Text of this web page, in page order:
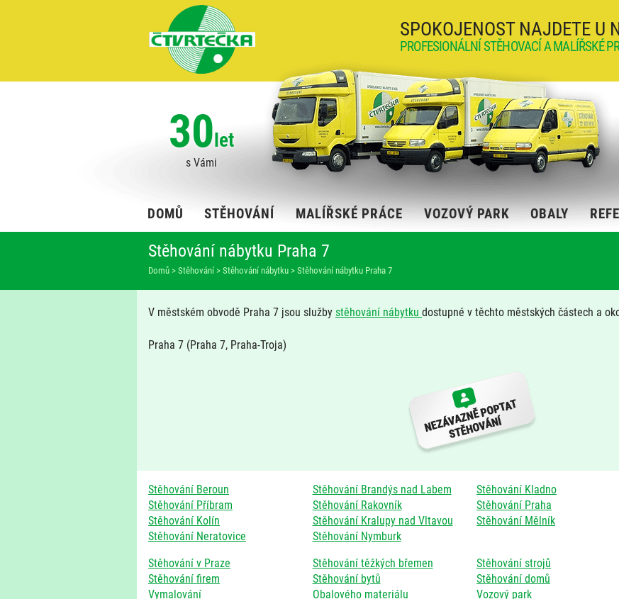
SPOKOJENOST NAJDETE U
PROFESIONÁLNÍ STĚHOVACÍ A MALÍŘSKÉ
30let
s Vámi
DOMŮ STĚHOVÁNÍ MALÍŘSKÉ PRÁCE VOZOVÝ PARK OBALY
Stěhování nábytku Praha 7
Domů > Stěhování> Stěhování nábytku > Stěhování nábytku Praha 7
V městském obvodě Praha 7 jsou služby stěhování nábytku dostupné v těchto městských částech a
Praha 7 (Praha 7, Praha-Troja)
Stěhování Beroun Stěhování Brandýs nad Labem Stěhování Kladno
Stěhování Příbram
Stěhování Rakovník Stěhování Praha
Stěhování Kolín
Stěhování Kralupy nad Vltavou Stěhování Mělník
Stěhování Neratovice
Stěhování Nymburk
Stěhování v Praze
Stěhování těžkých břemen Stěhování strojů
Stěhování firem
Stěhování bytů Stěhování domů
Vymalování
Obalového materiálu Vozový park